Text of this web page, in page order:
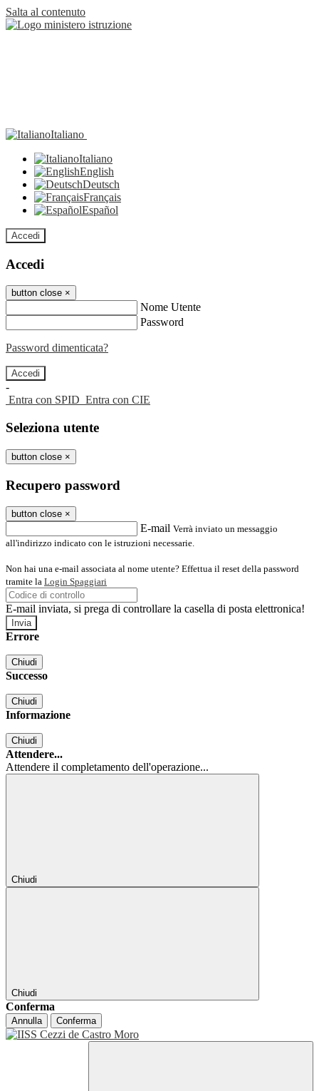
Salta al contenuto
Italiano
Italiano
English
Deutsch
Français
Español
Accedi
Accedi
button close ×
Nome Utente
Password
Password dimenticata?
-
Entra con SPID Entra con CIE
Seleziona utente
button close ×
Recupero password
button close ×
E-mail Verrà inviato un messaggio
all'indirizzo indicato con le istruzioni necessarie.
Non hai una e-mail associata al nome utente? Effettua il reset della password
tramite la Login Spaggiari
E-mail inviata, si prega di controllare la casella di posta elettronica!
Errore
Chiudi
Successo
Chiudi
Informazione
Chiudi
Attendere...
Attendere il completamento dell'operazione...
Chiudi
Chiudi
Conferma
Annulla Conferma